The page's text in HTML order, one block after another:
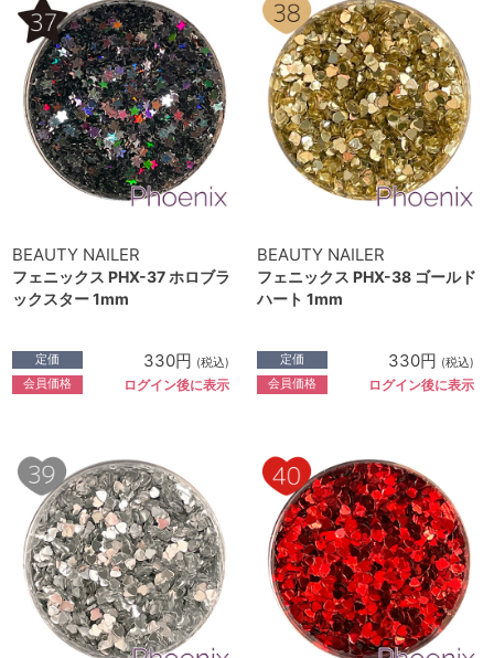
BEAUTY NAILER
フェニックス PHX-37 ホロブラ
ックスター 1mm
定価 330円 (税込)
会員価格 ログイン後に表示
BEAUTY NAILER
フェニックス PHX-38 ゴールド
ハート 1mm
定価 330円 (税込)
会員価格 ログイン後に表示